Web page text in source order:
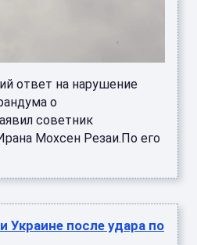
ответ на нарушение
о
советник
Мохсен Резаи.По его
Украине после удара по